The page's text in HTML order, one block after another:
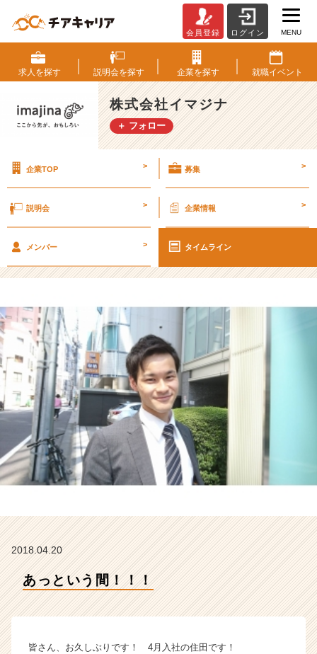
っ
と
い
う
間！！！
【株
イ
ナ
イ
ラ
イ
ン】
|
ン
チ
ャ
長
企
業
ら
ト
が
く
活
会員登録 ログイン MENU
求人を探す 説明会を探す 企業を探す 就職イベント
株式会社イマジナ
＋ フォロー
企業TOP > 募集 >
説明会 > 企業情報 >
メンバー > タイムライン
2018.04.20
あっという間！！！
皆さん、お久しぶりです！ 4月入社の住田です！